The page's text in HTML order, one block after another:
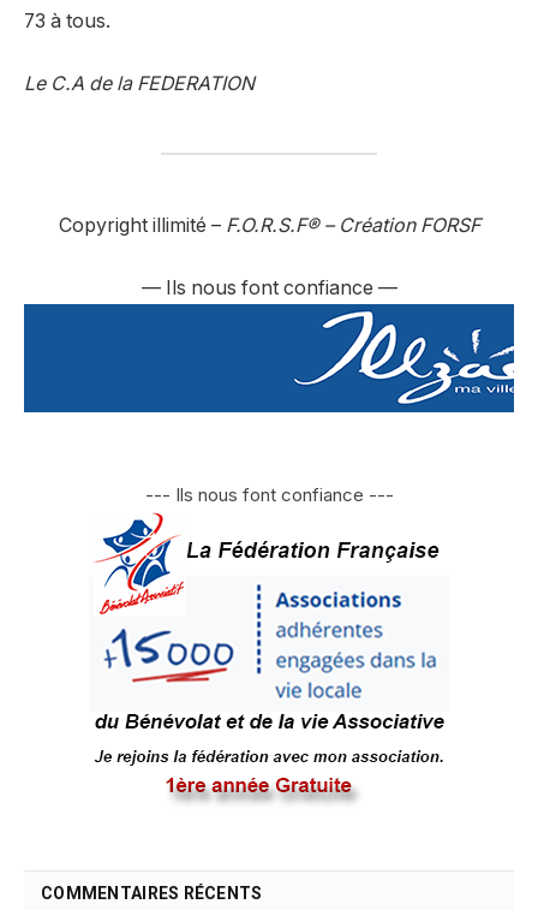
73 à tous.
Le C.A de la FEDERATION
Copyright illimité – F.O.R.S.F®– Création FORSF
— Ils nous font confiance —
--- Ils nous font confiance ---
COMMENTAIRES RÉCENTS